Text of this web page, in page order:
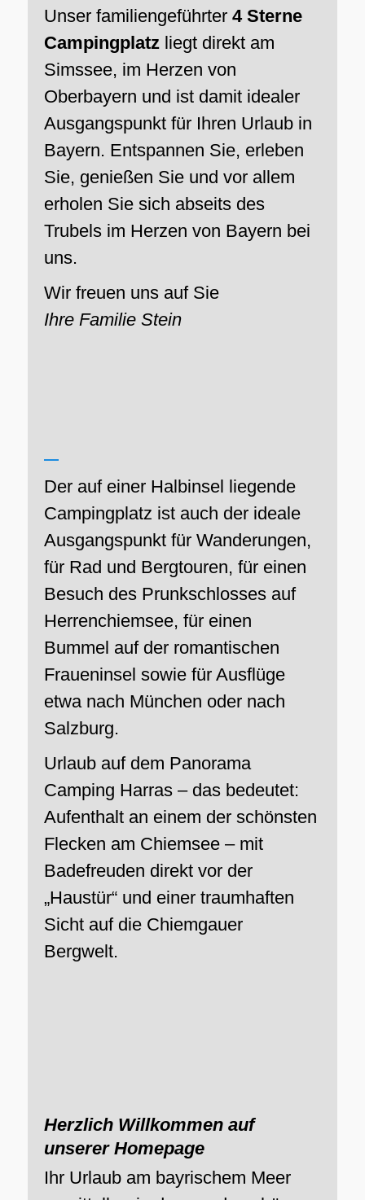
Unser familiengeführter 4 Sterne
Campingplatz liegt direkt am
Simssee, im Herzen von
Oberbayern und ist damit idealer
Ausgangspunkt für Ihren Urlaub in
Bayern. Entspannen Sie, erleben
Sie, genießen Sie und vor allem
erholen Sie sich abseits des
Trubels im Herzen von Bayern bei
uns.
Wir freuen uns auf Sie
Ihre Familie Stein
Der auf einer Halbinsel liegende
Campingplatz ist auch der ideale
Ausgangspunkt für Wanderungen,
für Rad und Bergtouren, für einen
Besuch des Prunkschlosses auf
Herrenchiemsee, für einen
Bummel auf der romantischen
Fraueninsel sowie für Ausflüge
etwa nach München oder nach
Salzburg.
Urlaub auf dem Panorama
Camping Harras – das bedeutet:
Aufenthalt an einem der schönsten
Flecken am Chiemsee – mit
Badefreuden direkt vor der
„Haustür“ und einer traumhaften
Sicht auf die Chiemgauer
Bergwelt.
Herzlich Willkommen auf
unserer Homepage
Ihr Urlaub am bayrischem Meer